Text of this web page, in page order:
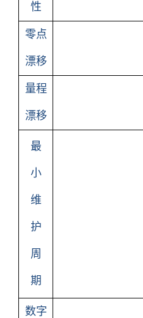
性
零点
漂移
量程
漂移
最
小
维
护
周
期
数字